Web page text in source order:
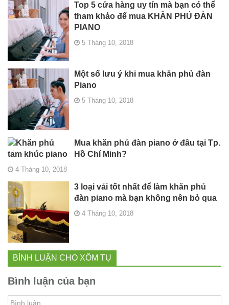
Top 5 cửa hàng uy tín mà bạn có thể
tham khảo để mua KHĂN PHỦ ĐÀN
PIANO
5 Tháng 10, 2018
Một số lưu ý khi mua khăn phủ đàn
Piano
5 Tháng 10, 2018
Mua khăn phủ đàn piano ở đâu tại Tp.
Hồ Chí Minh?
4 Tháng 10, 2018
3 loại vải tốt nhất để làm khăn phủ
đàn piano mà bạn không nên bỏ qua
4 Tháng 10, 2018
BÌNH LUẬN CHO XÔM TỤ
Bình luận của bạn